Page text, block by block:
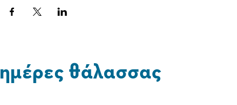
ημέρες θάλασσας